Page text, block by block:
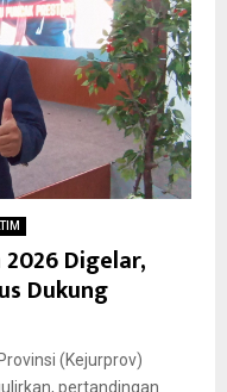
Digelar,
Dukung
(Kejurprov)
pertandingan